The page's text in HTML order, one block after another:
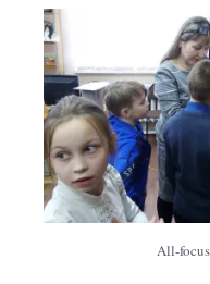
All-focus